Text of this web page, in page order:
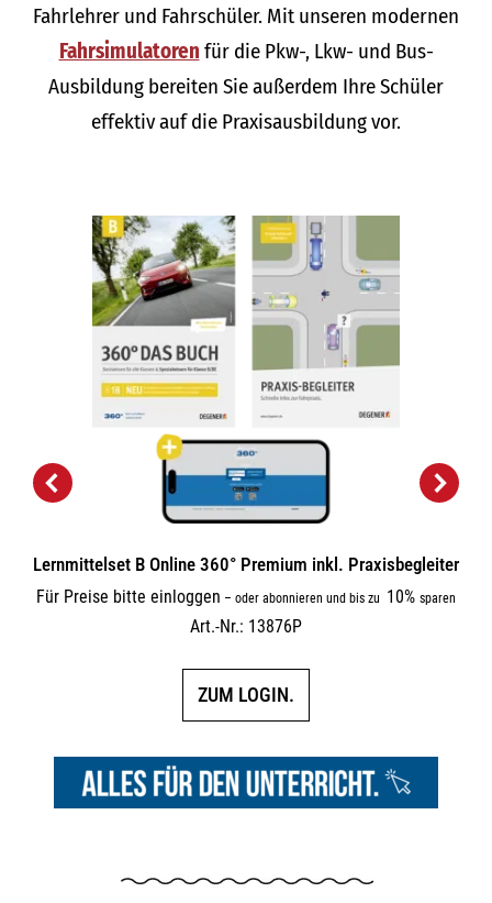
Fahrlehrer und Fahrschüler. Mit unseren modernen
Fahrsimulatoren für die Pkw-, Lkw- und Bus-
Ausbildung bereiten Sie außerdem Ihre Schüler
effektiv auf die Praxisausbildung vor.
Lernmittelset B Online 360° Premium inkl. Praxisbegleiter
Für Preise bitte einloggen – oder abonnieren und bis zu 10% sparen
Art.-Nr.: 13876P
ZUM LOGIN.